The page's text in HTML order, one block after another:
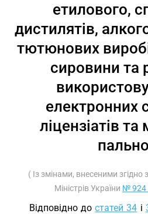
етилового,
дистилятів,
тютюнових
сировини та
електронних
ліцензіатів та
( Із змінами, внесеними
Міністрів України № 924
Відповідно достатей 34 і